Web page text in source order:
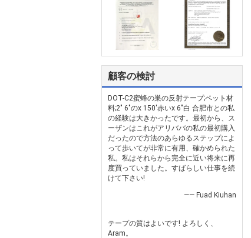
顧客の検討
DOT-C2蜜蜂の巣の反射テープ;ペット材
料;2" 6"のx 150'赤いx 6"白 合肥市との私
の経験は大きかったです。最初から、ス
ーザンはこれがアリババの私の最初購入
だったので方法のあらゆるステップによ
って歩いてが非常に有用、確かめられた
私。私はそれらから完全に近い将来に再
度買っていました。すばらしい仕事を続
けて下さい!
—— Fuad Kiuhan
テープの質はよいです! よろしく、
Aram。